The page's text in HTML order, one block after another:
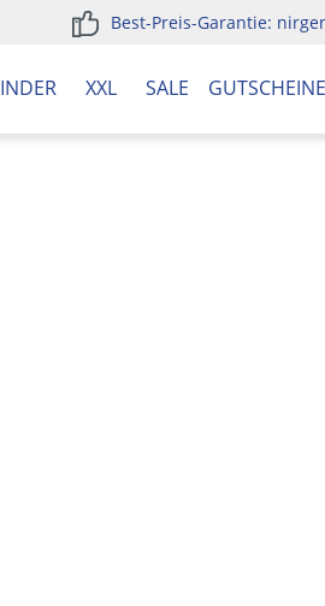
Best-Preis-Garantie:
XXL SALE GUTSCHEINE